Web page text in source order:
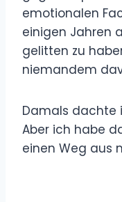
emotionalen
einigen Jahren
gelitten zu
niemandem
Damals dachte
Aber ich habe
einen Weg aus